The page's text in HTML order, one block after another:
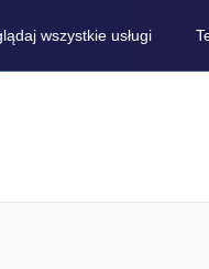
wszystkie usługi